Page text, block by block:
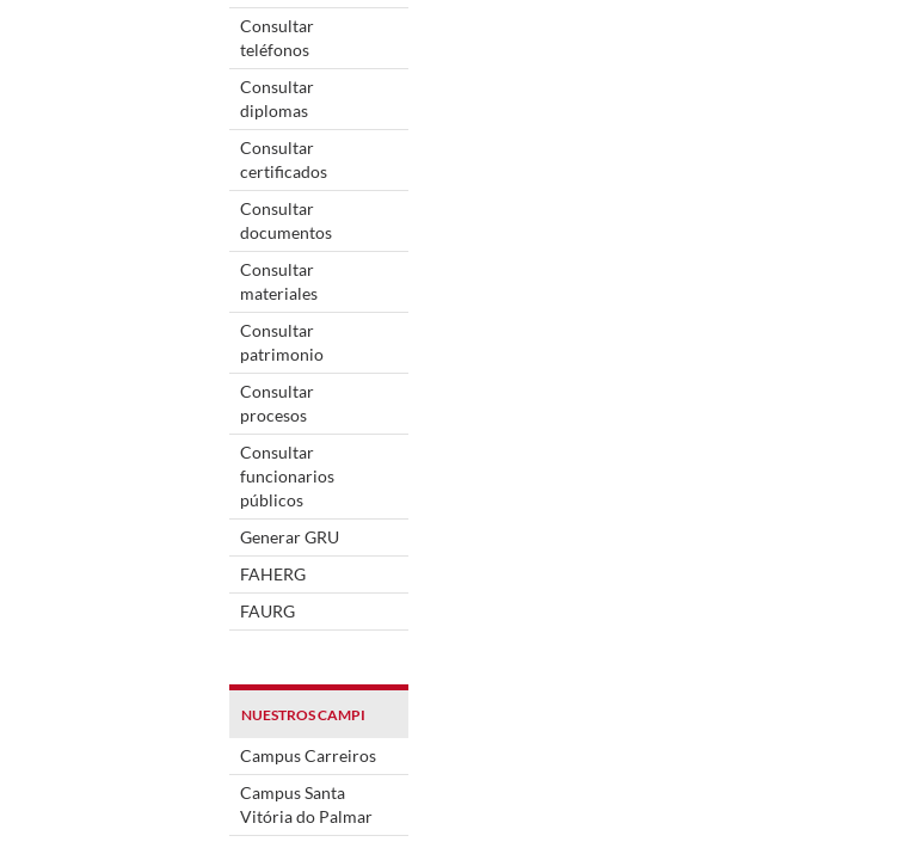
Consultar
teléfonos
Consultar
diplomas
Consultar
certificados
Consultar
documentos
Consultar
materiales
Consultar
patrimonio
Consultar
procesos
Consultar
funcionarios
públicos
Generar GRU
FAHERG
FAURG
NUESTROS CAMPI
Campus Carreiros
Campus Santa
Vitória do Palmar